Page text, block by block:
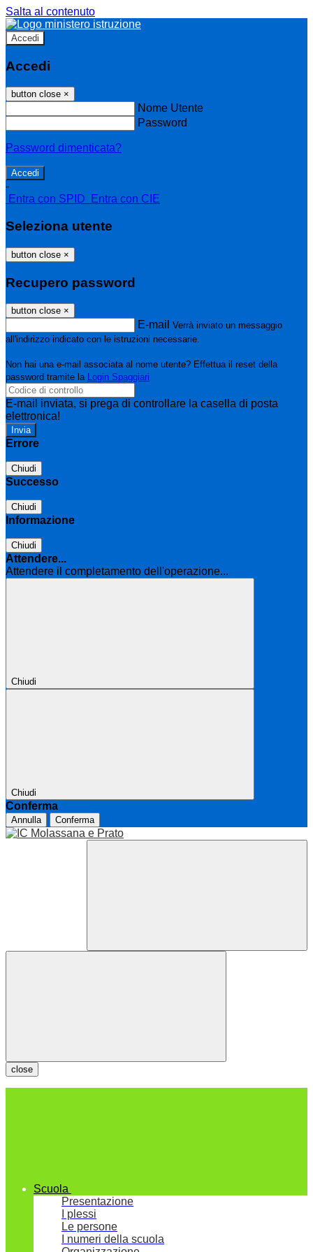
Salta al contenuto
Accedi
Accedi
button close ×
Nome Utente
Password
Password dimenticata?
-
Entra con SPID
Entra con CIE
Seleziona utente
button close ×
Recupero password
button close ×
E-mail Verrà inviato un messaggio
all'indirizzo indicato con le istruzioni necessarie.
Non hai una e-mail associata al nome utente? Effettua il reset della
password tramite la Login Spaggiari
E-mail inviata, si prega di controllare la casella di posta
elettronica!
Errore
Chiudi
Successo
Chiudi
Informazione
Chiudi
Attendere...
Attendere il completamento dell'operazione...
Chiudi
Chiudi
Conferma
Annulla Conferma
close
Scuola
Presentazione
I plessi
Le persone
I numeri della scuola